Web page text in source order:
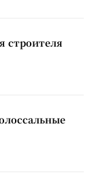
строителя